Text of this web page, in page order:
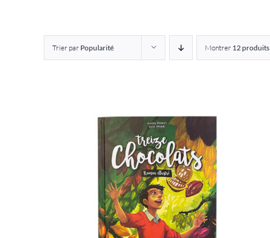
Trier par Popularité Montrer 12 produits